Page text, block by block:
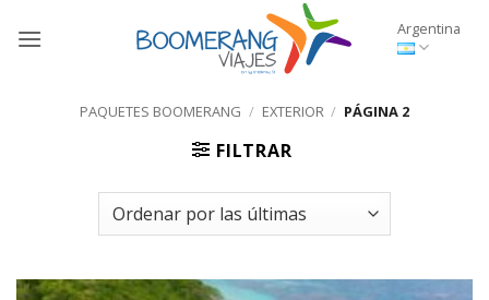
Argentina
PAQUETES BOOMERANG / EXTERIOR / PÁGINA 2
FILTRAR